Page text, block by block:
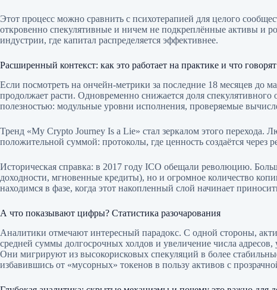
Этот процесс можно сравнить с психотерапией для целого
откровенно спекулятивные и ничем не подкреплённые активы и
индустрии, где капитал распределяется эффективнее.
Расширенный контекст: как это работает на практике и что
Если посмотреть на ончейн-метрики за последние 18 месяцев до
продолжает расти. Одновременно снижается доля
полезностью: модульные уровни исполнения, проверяемые
Тренд «My Crypto Journey Is a Lie» стал зеркалом этого
положительной суммой: протоколы, где ценность создаётся через
Историческая справка: в 2017 году ICO обещали революцию.
доходности, мгновенные кредиты), но и огромное количество
находимся в фазе, когда этот накопленный слой начинает
А что показывают цифры? Статистика разочарования
Аналитики отмечают интересный парадокс. С одной стороны,
средней суммы долгосрочных холдов и увеличение числа
Они мигрируют из высокорисковых спекуляций в более
избавившись от «мусорных» токенов в пользу активов с